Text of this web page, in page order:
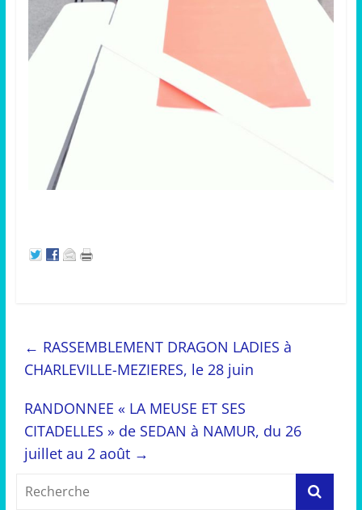
← RASSEMBLEMENT DRAGON LADIES à
CHARLEVILLE-MEZIERES, le 28 juin
RANDONNEE « LA MEUSE ET SES
CITADELLES » de SEDAN à NAMUR, du 26
juillet au 2 août →